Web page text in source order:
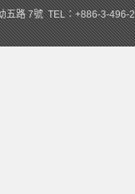
路 7號 TEL：+886-3-496-